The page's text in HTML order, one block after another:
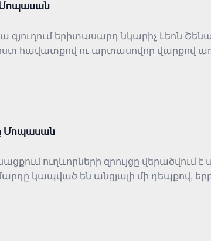
Մոպասան
գյուղում երիտասարդ նկարիչ Լեոն
հավատքով ու արտասովոր վարքով
Մոպասան
ուղևորների զրույցը
կապված են անցյալի մի դեպքով,
կապն են։